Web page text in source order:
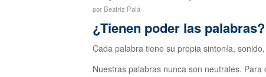
por Beatriz Palá
¿Tienen poder las palabras?
Cada palabra tiene su propia sintonía,
Nuestras palabras nunca son neutrales.